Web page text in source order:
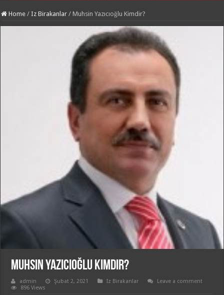
Home / Iz Birakanlar / Muhsin Yazıcıoğlu Kimdir?
Muhsin Yazıcıoğlu Kimdir?
admin Şubat 2, 2021 Iz Birakanlar
Leave a comment
896 Views